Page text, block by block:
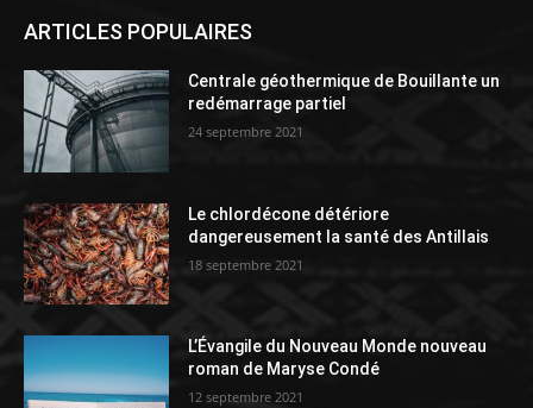
ARTICLES POPULAIRES
Centrale géothermique de Bouillante un
redémarrage partiel
24 septembre 2021
Le chlordécone détériore
dangereusement la santé des Antillais
18 septembre 2021
L’Évangile du Nouveau Monde nouveau
roman de Maryse Condé
12 septembre 2021